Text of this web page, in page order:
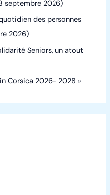
septembre 2026)
des personnes
2026)
Seniors, un atout
Corsica 2026- 2028 »